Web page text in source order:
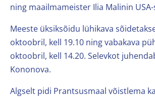
ning maailmameister Ilia Malinin
Meeste üksiksõidu lühikava
oktoobril, kell 19.10 ning vabakava
oktoobril, kell 14.20. Selevkot
Kononova.
Algselt pidi Prantsusmaal võistlema